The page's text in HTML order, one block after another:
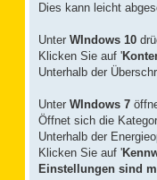
Dies kann leicht
Unter WIndows 10
Klicken Sie auf '
Unterhalb der
Unter WIndows 7
Öffnet sich die
Unterhalb der
Klicken Sie auf '
Einstellungen sind